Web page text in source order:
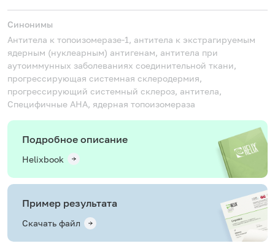
Синонимы
Антитела к топоизомеразе-1, антитела к экстрагируемым
ядерным (нуклеарным) антигенам, антитела при
аутоиммунных заболеваниях соединительной ткани,
прогрессирующая системная склеродермия,
прогрессирующий системный склероз, антитела,
Специфичные АНА, ядерная топоизомераза
Подробное описание
Helixbook
Пример результата
Скачать файл